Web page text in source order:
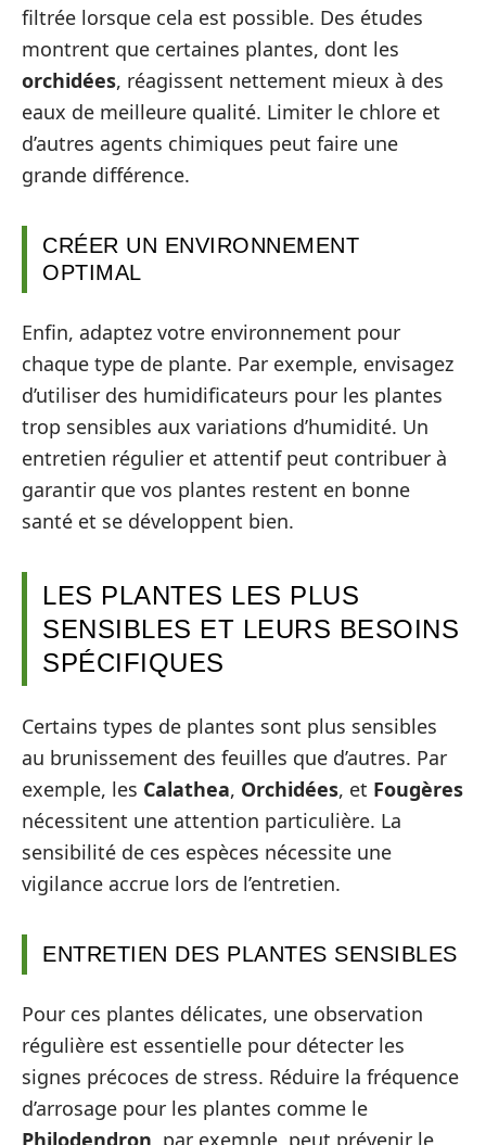
filtrée lorsque cela est possible. Des études
montrent que certaines plantes, dont les
orchidées, réagissent nettement mieux à des
eaux de meilleure qualité. Limiter le chlore et
d’autres agents chimiques peut faire une
grande différence.
CRÉER UN ENVIRONNEMENT
OPTIMAL
Enfin, adaptez votre environnement pour
chaque type de plante. Par exemple, envisagez
d’utiliser des humidificateurs pour les plantes
trop sensibles aux variations d’humidité. Un
entretien régulier et attentif peut contribuer à
garantir que vos plantes restent en bonne
santé et se développent bien.
LES PLANTES LES PLUS
SENSIBLES ET LEURS BESOINS
SPÉCIFIQUES
Certains types de plantes sont plus sensibles
au brunissement des feuilles que d’autres. Par
exemple, les Calathea, Orchidées, et Fougères
nécessitent une attention particulière. La
sensibilité de ces espèces nécessite une
vigilance accrue lors de l’entretien.
ENTRETIEN DES PLANTES SENSIBLES
Pour ces plantes délicates, une observation
régulière est essentielle pour détecter les
signes précoces de stress. Réduire la fréquence
d’arrosage pour les plantes comme le
Philodendron , par exemple, peut prévenir le